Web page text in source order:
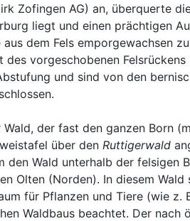
Zofingen AG) an, überquerte
liegt und einen prächtigen
aus dem Fels emporgewachsen
des vorgeschobenen
und sind von den
Wald, der fast den ganzen Born
über den Ruttigerwald
den Wald unterhalb der
Olten (Norden). In diesem
für Pflanzen und Tiere (wie
Waldbaus beachtet. Der